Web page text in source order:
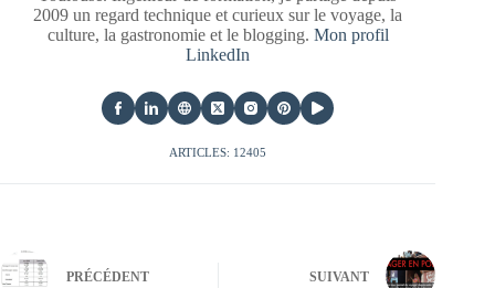
2009 un regard technique et curieux sur le voyage, la
culture, la gastronomie et le blogging. Mon profil
LinkedIn
ARTICLES: 12405
PRÉCÉDENT SUIVANT